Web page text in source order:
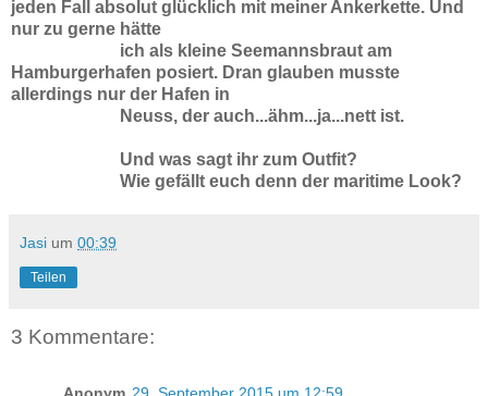
jeden Fall absolut glücklich mit meiner Ankerkette. Und
nur zu gerne hätte
ich als kleine Seemannsbraut am
Hamburgerhafen posiert. Dran glauben musste
allerdings nur der Hafen in
Neuss, der auch...ähm...ja...nett ist.
Und was sagt ihr zum Outfit?
Wie gefällt euch denn der maritime Look?
Jasi um 00:39
Teilen
3 Kommentare: